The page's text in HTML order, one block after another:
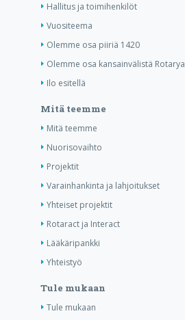
Hallitus ja toimihenkilöt
Vuositeema
Olemme osa piiriä 1420
Olemme osa kansainvälistä Rotarya
Ilo esitellä
Mitä teemme
Mitä teemme
Nuorisovaihto
Projektit
Varainhankinta ja lahjoitukset
Yhteiset projektit
Rotaract ja Interact
Lääkäripankki
Yhteistyö
Tule mukaan
Tule mukaan